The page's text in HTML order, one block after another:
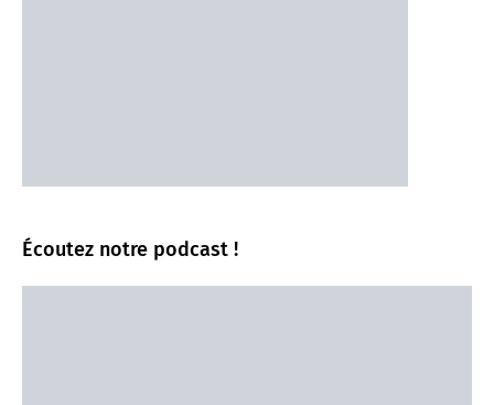
Écoutez notre podcast !